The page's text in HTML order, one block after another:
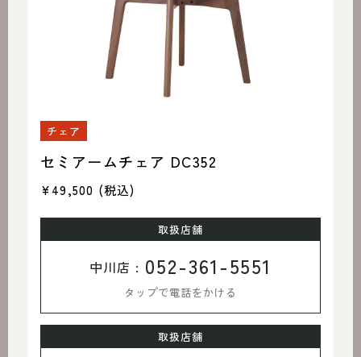
チェア
セミアームチェア DC352
¥49,500 (税込)
取扱店舗
中川店 : 052-361-5551
タップで電話をかける
取扱店舗